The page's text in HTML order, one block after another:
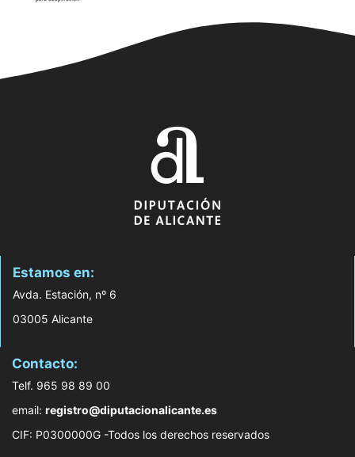
Estamos en:
Avda. Estación, nº 6
03005 Alicante
Contacto:
Telf. 965 98 89 00
email: registro@diputacionalicante.es
CIF: P0300000G -Todos los derechos reservados